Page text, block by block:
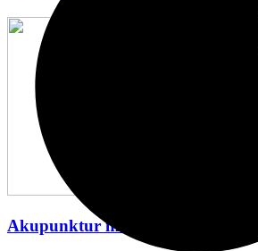
Akupunktur mod hørenedsættelse